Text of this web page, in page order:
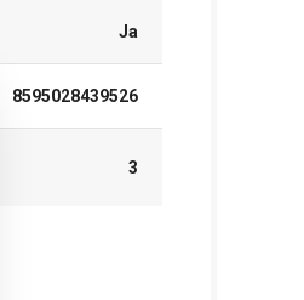
Ja
8595028439526
3